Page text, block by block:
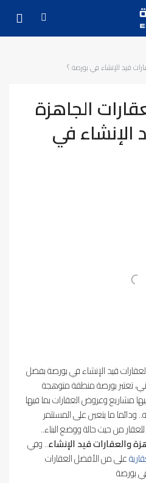
قيد الإنشاء في بورصة ؟
الجاهزة
الإنشاء في
قيد الإنشاء في بورصة بفضل
تعتبر بورصة منطقة متوهجة
مشاريع وعروض العقارات بما فيها
ودائما ما يتعين على المستثمر
للعقار من حيث حالة ووضع البناء..
والعقارات قيد الإنشاء.. وفي
على من الأفضل العقارات
بورصة